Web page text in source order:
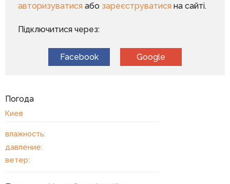
авторизуватисяабо зареєструватисяна сайті.
Підключитися через:
Facebook Google
Погода
Киев
влажность:
давление:
ветер: